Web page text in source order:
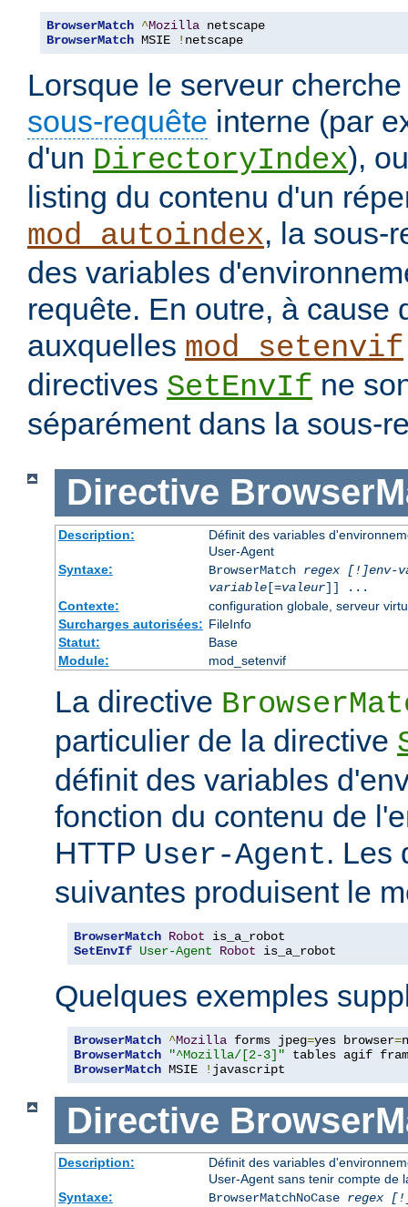
BrowserMatch ^Mozilla
BrowserMatch MSIE ! netscape
Lorsque le serveur
sous-requête interne (par
d'un DirectoryIndex),
listing du contenu d'un
mod_autoindex, la sous-
des variables
requête. En outre, à cause
auxquelles mod_setenvif
directives SetEnvIf ne
séparément dans la sous-
Directive
Description:
Définit des variables
User-Agent
Syntaxe:
BrowserMatch regex [!]env-
variable[=valeur]] ...
Contexte:
configuration globale, serveur
Surcharges autorisées: FileInfo
Statut:
Base
Module:
mod_setenvif
La directive
particulier de la directive
définit des variables
fonction du contenu de
HTTP User-Agent. Les
suivantes produisent le
BrowserMatch Robot
SetEnvIf User-Agent Robot is_a_robot
Quelques exemples
BrowserMatch ^Mozilla forms jpeg=yes browser=
BrowserMatch
"^Mozilla/[2-3]"
BrowserMatch MSIE ! javascript
Directive
Description:
Définit des variables
User-Agent sans tenir compte de
Syntaxe:
BrowserMatchNoCase regex